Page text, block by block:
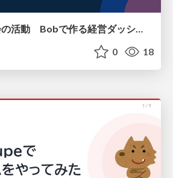
中部 Champion会の活動 Bobで作る経営ダッシュボード
0 18